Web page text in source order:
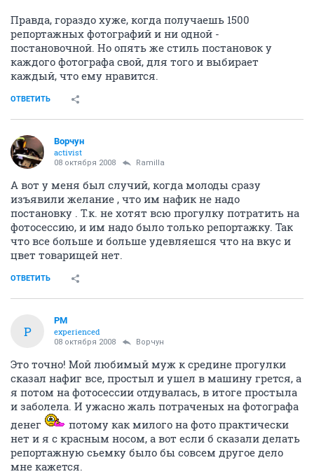
Правда, гораздо хуже, когда получаешь 1500
репортажных фотографий и ни одной -
постановочной. Но опять же стиль постановок у
каждого фотографа свой, для того и выбирает
каждый, что ему нравится.
ОТВЕТИТЬ
Ворчун
activist
08 октября 2008 Ramilla
А вот у меня был случий, когда молоды сразу
изъявили желание , что им нафик не надо
постановку . Т.к. не хотят всю прогулку потратить на
фотосессию, и им надо было только репортажку. Так
что все больше и больше удевляешся что на вкус и
цвет товарищей нет.
ОТВЕТИТЬ
P
PM
experienced
08 октября 2008 Ворчун
Это точно! Мой любимый муж к средине прогулки
сказал нафиг все, простыл и ушел в машину грется, а
я потом на фотосессии отдувалась, в итоге простыла
и заболела. И ужасно жаль потраченых на фотографа
денег
потому как милого на фото практически
нет и я с красным носом, а вот если б сказали делать
репортажную сьемку было бы совсем другое дело
мне кажется.